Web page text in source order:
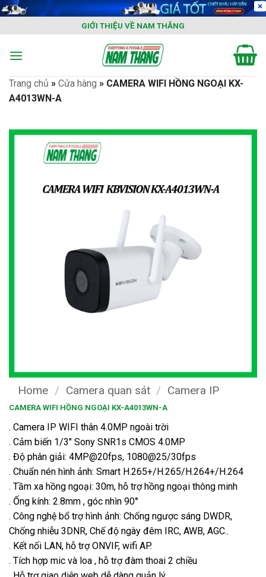
Skip
content
GIỚI THIỆU VỀ NAM THẮNG
Trang chủ » Cửa hàng » CAMERA WIFI HỒNG NGOẠI KX-
A4013WN-A
Home / Camera quan sát / Camera IP
CAMERA WIFI HỒNG NGOẠI KX-A4013WN-A
. Camera IP WIFI thân 4.0MP ngoài trời
. Cảm biến 1/3″ Sony SNR1s CMOS 4.0MP
. Độ phân giải: 4MP@20fps, 1080@25/30fps
. Chuẩn nén hình ảnh: Smart H.265+/H.265/H.264+/H.264
. Tầm xa hồng ngoại: 30m, hỗ trợ hồng ngoại thông minh
. Ống kính: 2.8mm , góc nhìn 90°
. Công nghệ bổ trợ hình ảnh: Chống ngược sáng DWDR,
Chống nhiễu 3DNR, Chế độ ngày đêm IRC, AWB, AGC..
. Kết nối LAN, hỗ trợ ONVIF, wifi AP.
. Tích hợp mic và loa , hỗ trợ đàm thoai 2 chiều